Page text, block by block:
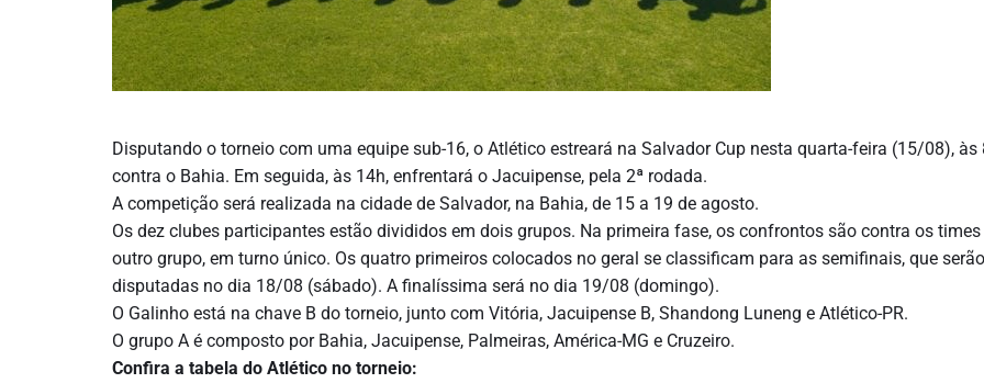
Disputando o torneio com uma equipe sub-16, o Atlético estreará na Salvador Cup nesta quarta-feira (15/08), às
contra o Bahia. Em seguida, às 14h, enfrentará o Jacuipense, pela 2ª rodada.
A competição será realizada na cidade de Salvador, na Bahia, de 15 a 19 de agosto.
Os dez clubes participantes estão divididos em dois grupos. Na primeira fase, os confrontos são contra os
outro grupo, em turno único. Os quatro primeiros colocados no geral se classificam para as semifinais, que serão
disputadas no dia 18/08 (sábado). A finalíssima será no dia 19/08 (domingo).
O Galinho está na chave B do torneio, junto com Vitória, Jacuipense B, Shandong Luneng e Atlético-PR.
O grupo A é composto por Bahia, Jacuipense, Palmeiras, América-MG e Cruzeiro.
Confira a tabela do Atlético no torneio: